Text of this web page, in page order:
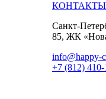
КОНТАКТЫ
Санкт-
85, ЖК
info@happy-
+7 (812)